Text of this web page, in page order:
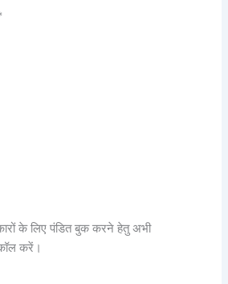
के लिए पंडित बुक करने हेतु अभी
करें।